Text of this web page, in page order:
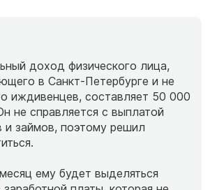
доход физического лица,
в Санкт-Петербурге и не
иждивенцев, составляет 50 000
не справляется с выплатой
и займов, поэтому решил
ему будет выделяться